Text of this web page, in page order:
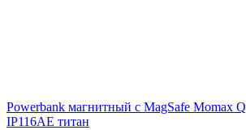
Powerbank магнитный с MagSafe Momax
IP116AE титан